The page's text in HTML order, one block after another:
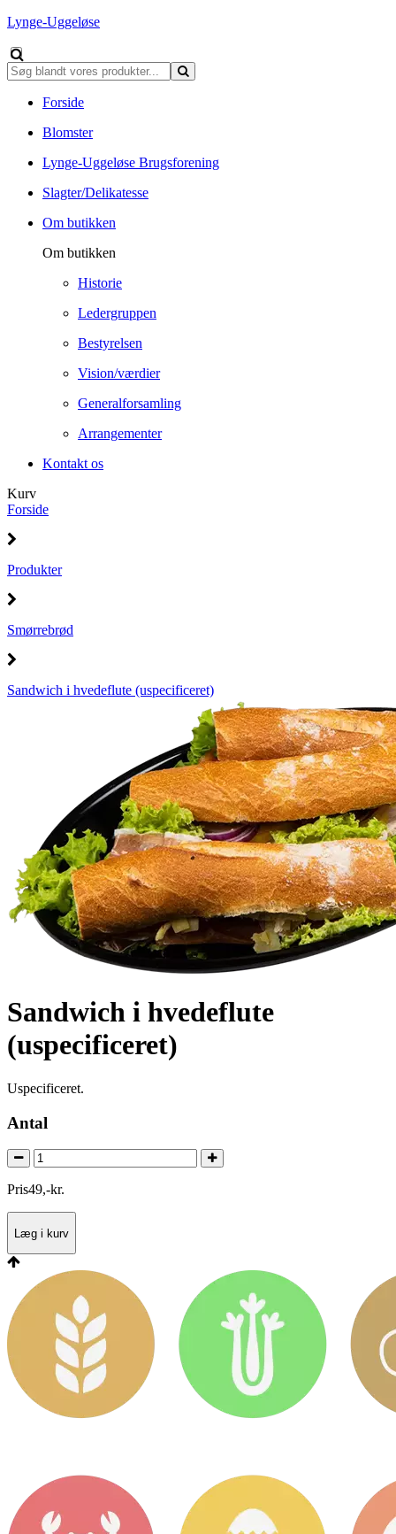
Lynge-Uggeløse
Forside
Blomster
Lynge-Uggeløse Brugsforening
Slagter/Delikatesse
Om butikken
Om butikken
Historie
Ledergruppen
Bestyrelsen
Vision/værdier
Generalforsamling
Arrangementer
Kontakt os
Kurv
Forside
Produkter
Smørrebrød
Sandwich i hvedeflute (uspecificeret)
Sandwich i hvedeflute
(uspecificeret)
Uspecificeret.
Antal
Pris49,-kr.
Læg i kurv